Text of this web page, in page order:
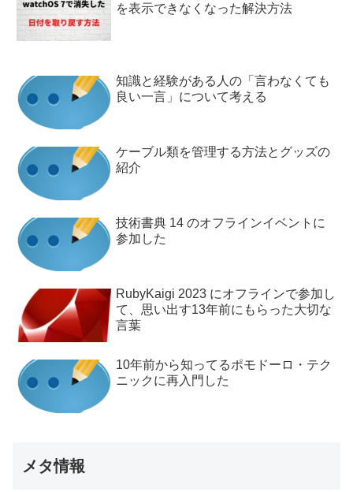
を表示できなくなった解決方法
知識と経験がある人の「言わなくても
良い一言」について考える
ケーブル類を管理する方法とグッズの
紹介
技術書典 14 のオフラインイベントに
参加した
RubyKaigi 2023 にオフラインで参加し
て、思い出す13年前にもらった大切な
言葉
10年前から知ってるポモドーロ・テク
ニックに再入門した
メタ情報